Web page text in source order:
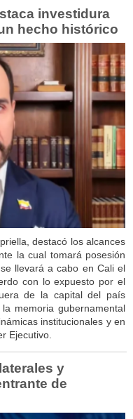
investidura
hecho histórico
destacó los alcances
la cual tomará posesión
llevará a cabo en Cali el
con lo expuesto por el
de la capital del país
memoria gubernamental
institucionales y en
Ejecutivo.
y
de